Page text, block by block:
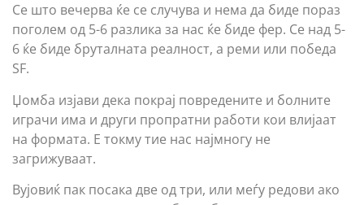
Се што вечерва ќе се случува и нема да биде пораз
поголем од 5-6 разлика за нас ќе биде фер. Се над 5-
6 ќе биде бруталната реалност, а реми или победа
SF.
Џомба изјави дека покрај повредените и болните
играчи има и други пропратни работи кои влијаат
на формата. Е токму тие нас најмногу не
загрижуваат.
Вујовиќ пак посака две од три, или меѓу редови ако